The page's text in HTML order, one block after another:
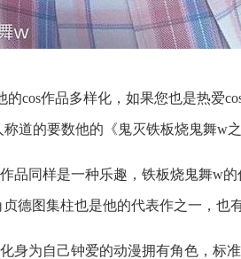
cos作品多样化，如果您也是热爱
道的要数他的《鬼灭铁板烧鬼舞w之
品同样是一种乐趣，铁板烧鬼舞w
德图集柱也是他的代表作之一，也
身为自己钟爱的动漫拥有角色，标